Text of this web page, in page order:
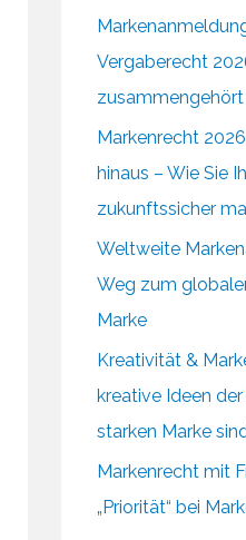
Vergaberecht
zusammengehört
Markenrecht
hinaus – Wie Sie
zukunftssicher
Weltweite
Weg zum
Marke
Kreativität &
kreative Ideen
starken Marke
Markenrecht mit
„Priorität“ bei